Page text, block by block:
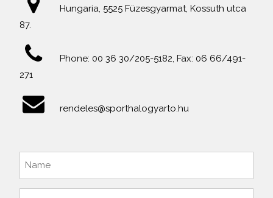
Hungaria, 5525 Füzesgyarmat, Kossuth utca
87.
Phone: 00 36 30/205-5182, Fax: 06 66/491-
271
rendeles@sporthalogyarto.hu